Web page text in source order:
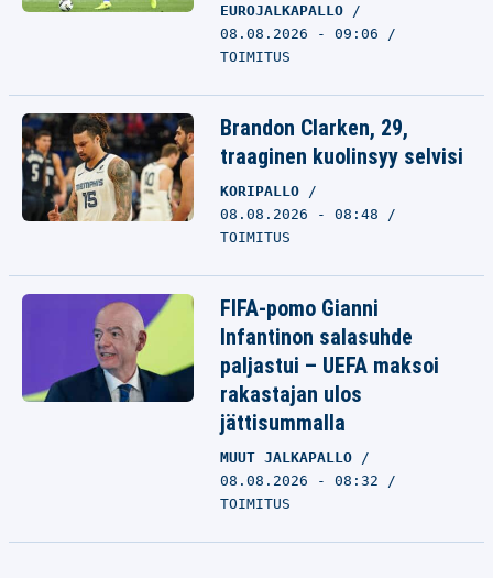
EUROJALKAPALLO
08.08.2026 - 09:06
TOIMITUS
Brandon Clarken, 29,
traaginen kuolinsyy selvisi
KORIPALLO
08.08.2026 - 08:48
TOIMITUS
FIFA-pomo Gianni
Infantinon salasuhde
paljastui – UEFA maksoi
rakastajan ulos
jättisummalla
MUUT JALKAPALLO
08.08.2026 - 08:32
TOIMITUS